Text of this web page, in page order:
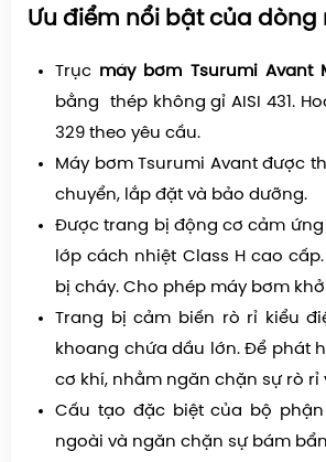
Ưu điểm nổi bật của dòng
Trục máy bơm Tsurumi Avant
bằng thép không gỉ AISI 431.
329 theo yêu cầu.
Máy bơm Tsurumi Avant được
chuyển, lắp đặt và bảo dưỡng.
Được trang bị động cơ cảm ứng
lớp cách nhiệt Class H cao
bị cháy. Cho phép máy bơm
Trang bị cảm biến rò rỉ kiểu
khoang chứa dầu lớn. Để phát
cơ khí, nhằm ngăn chặn sự rò
Cấu tạo đặc biệt của bộ
ngoài và ngăn chặn sự bám